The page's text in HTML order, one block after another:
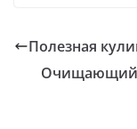
Полезная
Очищающий